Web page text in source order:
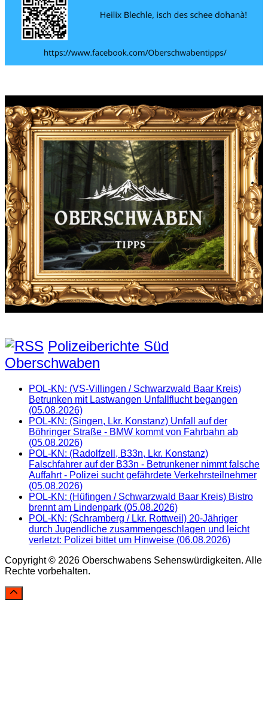
Polizeiberichte Süd
Oberschwaben
POL-KN: (VS-Villingen / Schwarzwald Baar Kreis)
Betrunken mit Lastwangen Unfallflucht begangen
(05.08.2026)
POL-KN: (Singen, Lkr. Konstanz) Unfall auf der
Böhringer Straße - BMW kommt von Fahrbahn ab
(05.08.2026)
POL-KN: (Radolfzell, B33n, Lkr. Konstanz)
Falschfahrer auf der B33n - Betrunkener nimmt falsche
Auffahrt - Polizei sucht gefährdete Verkehrsteilnehmer
(05.08.2026)
POL-KN: (Hüfingen / Schwarzwald Baar Kreis) Bistro
brennt am Lindenpark (05.08.2026)
POL-KN: (Schramberg / Lkr. Rottweil) 20-Jähriger
durch Jugendliche zusammengeschlagen und leicht
verletzt: Polizei bittet um Hinweise (06.08.2026)
Copyright © 2026 Oberschwabens Sehenswürdigkeiten. Alle
Rechte vorbehalten.